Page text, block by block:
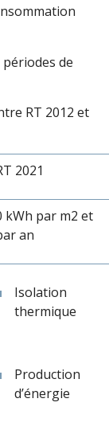
de
RT 2012 et
2021
kWh par m2 et
an
Isolation
thermique
Production
d’énergie